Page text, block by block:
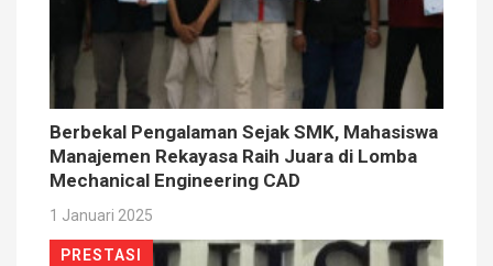
Berbekal Pengalaman Sejak SMK, Mahasiswa
Manajemen Rekayasa Raih Juara di Lomba
Mechanical Engineering CAD
1 Januari 2025
PRESTASI